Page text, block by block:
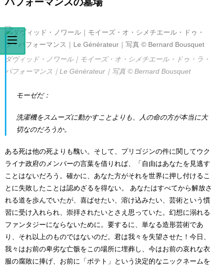
ダヴィッド・ノワール｜モイーズ・オ・シメチエール・ドゥ・ラ・
パフォーマンス｜Le Générateur｜写真 © Bernard Bousquet
モーゼだ：
洗濯機をスムーズに動かすことよりも、人の命の方が本当に大
切なのだろうか。
ある死は他の死よりも醜い。 そして、プリゴジンの件に関してウク
ライナ政府のメンバーの言葉を借りれば、「自由はあなたを見逃す
ことはないだろう。 確かに、あなた方がそれを世界に押し付けるこ
とに失敗したことは認めざるを得ない。
あなたはすべてから解放さ
れる道を歩んでいたが、喜ばせたい、溶け込みたい、芸術という慣
習に受け入れられ、崇拝されたいとさえ思っていた。 幻想に溺れる
ファンタジーにならないために。 要するに、単なる造形芸術であ
り、それ以上のものではないのだ。 君は我々を失望させた！ 今日、
我々はお前の卑劣な亡骸をこの場所に埋葬し、今はお前の哀れな衣
服の腐敗に捧げ、お前に「ポテト」という決定的なニックネームを